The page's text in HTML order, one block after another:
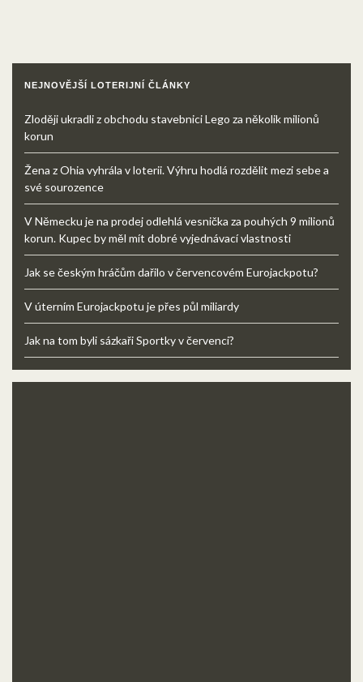
NEJNOVĚJŠÍ LOTERIJNÍ ČLÁNKY
Zloději ukradli z obchodu stavebnici Lego za několik milionů
korun
Žena z Ohia vyhrála v loterii. Výhru hodlá rozdělit mezi sebe a
své sourozence
V Německu je na prodej odlehlá vesnička za pouhých 9 milionů
korun. Kupec by měl mít dobré vyjednávací vlastnosti
Jak se českým hráčům dařilo v červencovém Eurojackpotu?
V úterním Eurojackpotu je přes půl miliardy
Jak na tom byli sázkaři Sportky v červenci?